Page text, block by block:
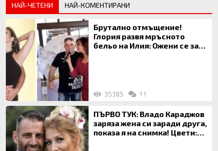
НАЙ-ЧЕТЕНИ НАЙ-КОМЕНТИРАНИ
Брутално отмъщение!
Глория развя мръсното
бельо на Илия: Ожени се за
35385 11
ПЪРВО ТУК: Владо Караджов
заряза жена си заради друга,
показа я на снимка! Цвети: